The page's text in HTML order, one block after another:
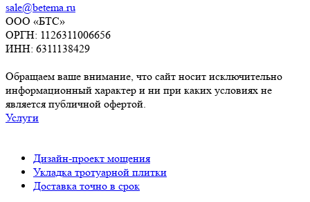
sale@betema.ru
ООО «БТС»
ОРГН: 1126311006656
ИНН: 6311138429
Обращаем ваше внимание, что сайт носит исключительно
информационный характер и ни при каких условиях не
является публичной офертой.
Услуги
Дизайн-проект мощения
Укладка тротуарной плитки
Доставка точно в срок